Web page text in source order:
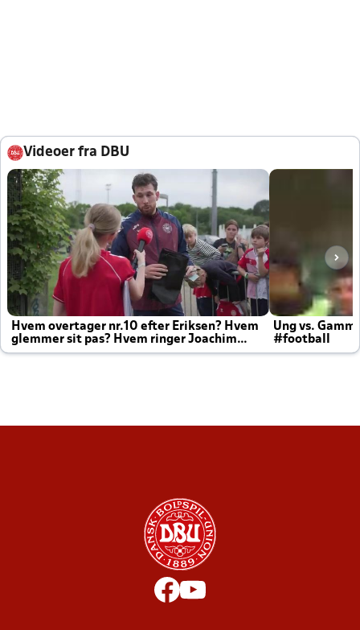
Videoer fra DBU
Hvem overtager nr.10 efter Eriksen? Hvem
glemmer sit pas? Hvem ringer Joachim
altid til efter kampe?
Ung vs.
#football